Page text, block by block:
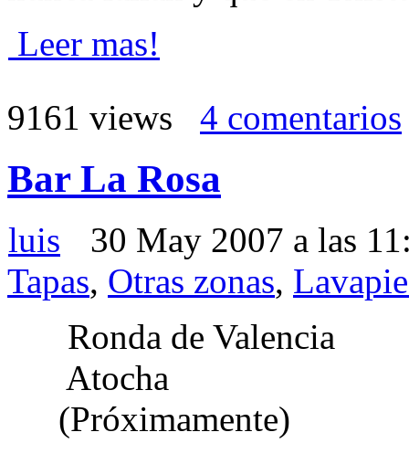
Leer mas!
9161 views
4 comentarios
Bar La Rosa
luis
30 May 2007 a las
Tapas, Otras zonas,
Ronda de Valencia
Atocha
(Próximamente)